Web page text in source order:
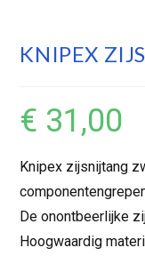
KNIPEX
€ 31,00
Knipex zijsnijtang
De onontbeerlijke
Hoogwaardig